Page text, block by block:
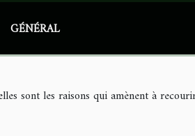
GÉNÉRAL
sont les raisons qui amènent à